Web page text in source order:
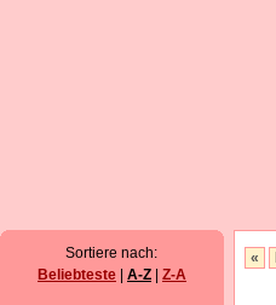
Sortiere nach:
Beliebteste
A-Z Z-A
«